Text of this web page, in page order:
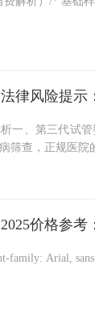
律风险提
一、第三代试
筛查，正规医院
价格参考